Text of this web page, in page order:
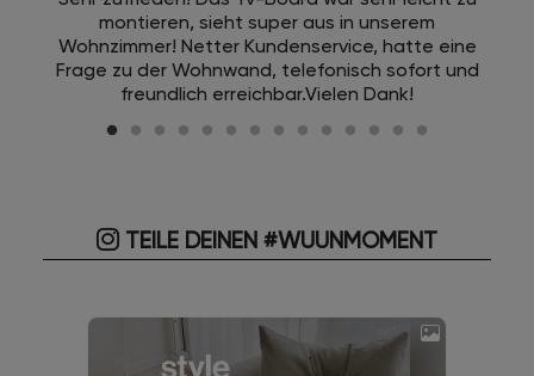
montieren, sieht super aus in unserem
Wohnzimmer! Netter Kundenservice, hatte eine
Frage zu der Wohnwand, telefonisch sofort und
freundlich erreichbar.Vielen Dank!
TEILE DEINEN #WUUNMOMENT